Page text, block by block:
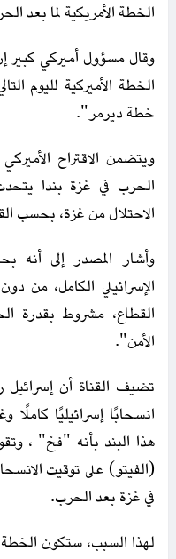
الخطة الأمريكية لما بعد
وقال مسؤول أميركي كبير
الخطة الأميركية لليوم
خطة ديرمر".
ويتضمن الاقتراح
الحرب في غزة بندا
الاحتلال من غزة، بحسب القناة 12
وأشار المصدر إلى أنه
الإسرائيلي الكامل، من
القطاع، مشروط بقدرة
الأمن".
تضيف القناة أن إسرائيل
انسحابًا إسرائيليًا
هذا البند بأنه "فخ" ،
(الفيتو) على توقيت
في غزة بعد الحرب.
لهذا السبب، ستكون الخطة